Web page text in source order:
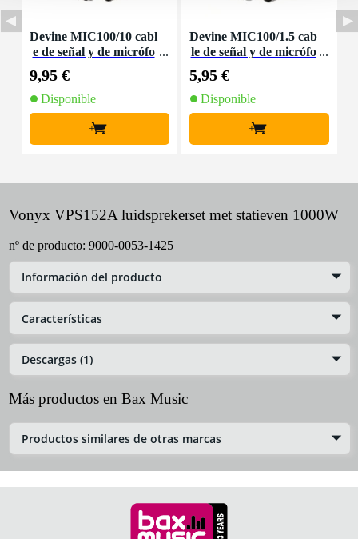
Devine MIC100/10 cabl
e de señal y de micrófo
9,95 €
Disponible
+
Devine MIC100/1.5 cab
le de señal y de micrófo
5,95 €
Disponible
+
Vonyx VPS152A luidsprekerset met statieven 1000W
nº de producto: 9000-0053-1425
Información del producto
Características
Descargas (1)
Más productos en Bax Music
Productos similares de otras marcas